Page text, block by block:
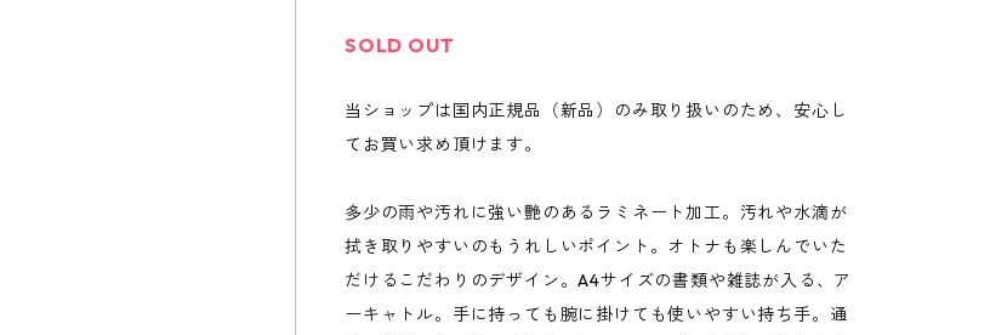
SOLD OUT
当ショップは国内正規品（新品）のみ取り扱いのため、安心し
てお買い求め頂けます。
多少の雨や汚れに強い艶のあるラミネート加工。汚れや水滴が
拭き取りやすいのもうれしいポイント。オトナも楽しんでいた
だけるこだわりのデザイン。A4サイズの書類や雑誌が入る、ア
ーキャトル。手に持っても腕に掛けても使いやすい持ち手。通